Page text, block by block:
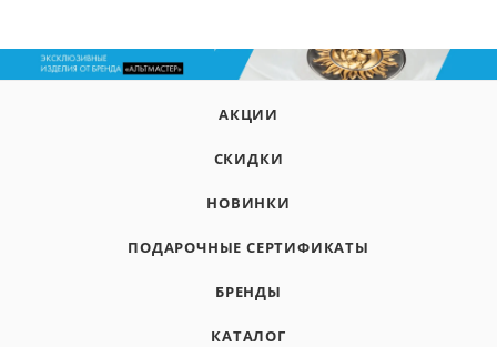
АКЦИИ
СКИДКИ
НОВИНКИ
ПОДАРОЧНЫЕ СЕРТИФИКАТЫ
БРЕНДЫ
КАТАЛОГ